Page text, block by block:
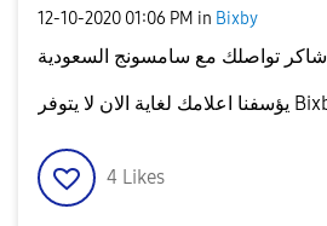
‎12-10-2020 01:06 PM in Bixby
شاكر تواصلك مع سامسونج السعودية
4 Likes